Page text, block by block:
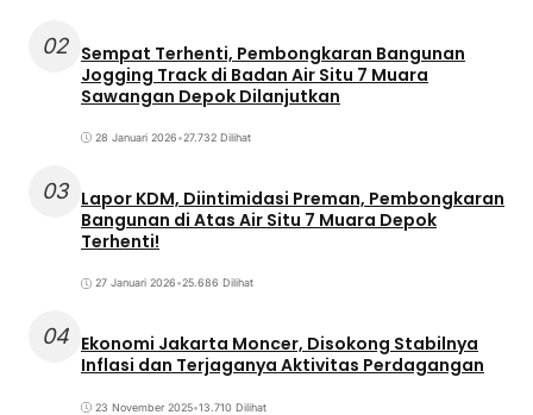
02 Sempat Terhenti, Pembongkaran Bangunan
Jogging Track di Badan Air Situ 7 Muara
Sawangan Depok Dilanjutkan
28 Januari 2026•27.732 Dilihat
03 Lapor KDM, Diintimidasi Preman, Pembongkaran
Bangunan di Atas Air Situ 7 Muara Depok
Terhenti!
27 Januari 2026•25.686 Dilihat
04 Ekonomi Jakarta Moncer, Disokong Stabilnya
Inflasi dan Terjaganya Aktivitas Perdagangan
23 November 2025•13.710 Dilihat